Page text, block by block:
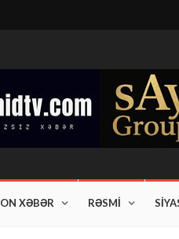
XƏBƏR RƏSMİ